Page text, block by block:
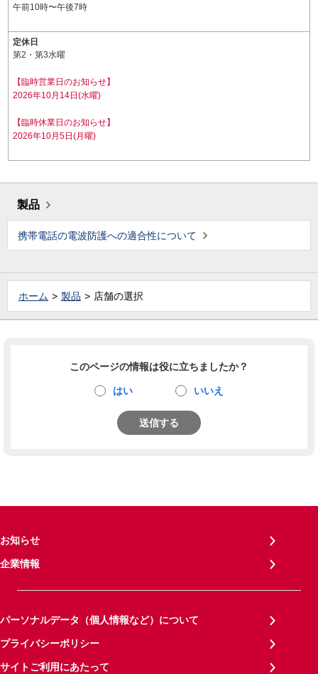
午前10時〜午後7時
定休日
第2・第3水曜
【臨時営業日のお知らせ】
2026年10月14日(水曜)
【臨時休業日のお知らせ】
2026年10月5日(月曜)
製品
携帯電話の電波防護への適合性について
ホーム 製品 店舗の選択
このページの情報は役に立ちましたか？
はい いいえ
送信する
お知らせ
企業情報
パーソナルデータ（個人情報など）について
プライバシーポリシー
サイトご利用にあたって